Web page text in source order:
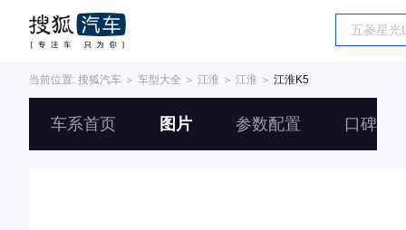
当前位置: 搜狐汽车 ＞ 车型大全 ＞ 江淮 ＞ 江淮 ＞ 江淮K5
车系首页 图片 参数配置 口碑